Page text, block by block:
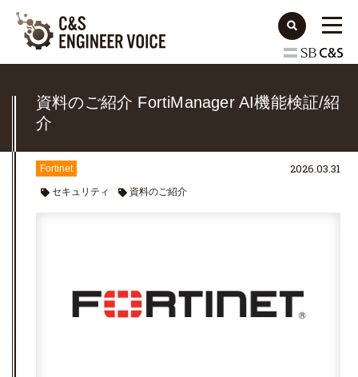
資料のご紹介 FortiManager AI機能検証/紹
介
Fortinet
セキュリティ 資料のご紹介
2026.03.31